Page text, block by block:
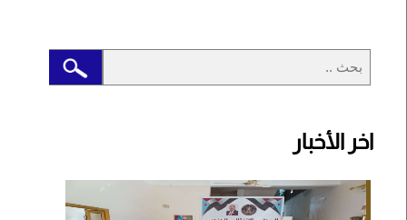
اخر الأخبار